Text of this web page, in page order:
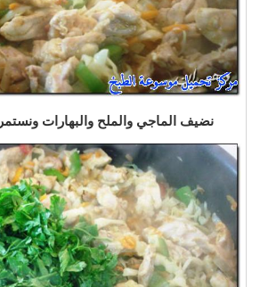
نضيف الماجي والملح والبهارات